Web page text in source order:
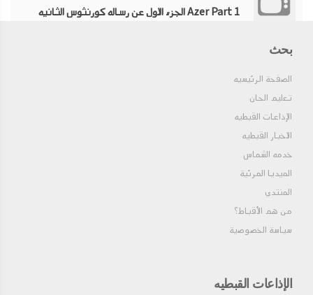
Azer Part 1 الجزء الاول عن رساله كورنثوس الثانيه
الثانيه
LCB:comparison of genesis and revelation
بحث
الصفحة الرئيسيه
تعليم الحان
الإذاعات القبطيه
الاخبار القبطيه
خدمه الشماس
الميديا المرئية
المنتدي
من هم الأقباط؟‎
سياسة الخصوصية
الإذاعات القبطيه